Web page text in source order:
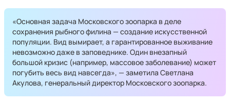
«Основная задача Московского зоопарка в деле
сохранения рыбного филина — создание искусственной
популяции. Вид вымирает, а гарантированное выживание
невозможно даже в заповеднике. Один внезапный
большой кризис (например, массовое заболевание) может
погубить весь вид навсегда», — заметила Светлана
Акулова, генеральный директор Московского зоопарка.